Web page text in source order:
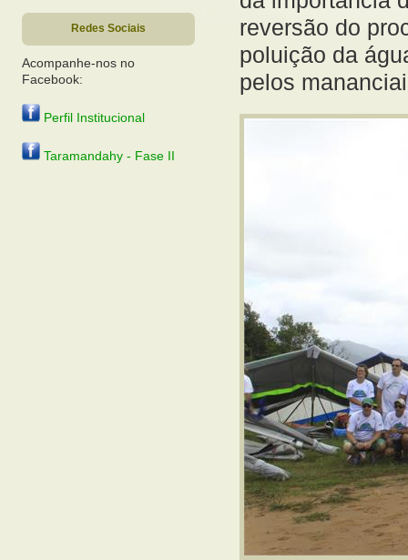
Redes Sociais
Acompanhe-nos no
Facebook:
Perfil Institucional
Taramandahy - Fase II
reversão do
poluição da
pelos